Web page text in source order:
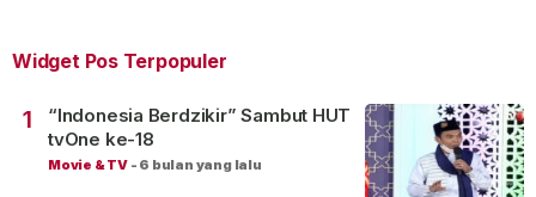
Widget Pos Terpopuler
1
“Indonesia Berdzikir” Sambut HUT
tvOne ke-18
Movie & TV - 6 bulan yang lalu